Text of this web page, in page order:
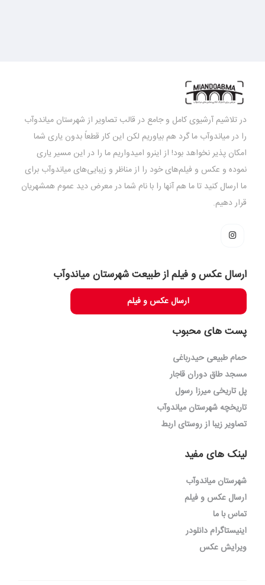
در تلاشیم آرشیوی کامل و جامع در قالب تصاویر از شهرستان میاندوآب
را در میاندوآب ما گرد هم بیاوریم لکن این کار قطعاً بدون یاری شما
امکان پذیر نخواهد بود! از اینرو امیدواریم ما را در این مسیر یاری
نموده و عکس و فیلم‌های خود را از مناظر و زیبایی‌های میاندوآب برای
ما ارسال کنید تا ما هم آنها را با نام شما در معرض دید عموم همشهریان
قرار دهیم.
ارسال عکس و فیلم از طبیعت شهرستان میاندوآب
ارسال عکس و فیلم
پست های محبوب
حمام طبیعی حیدرباغی
مسجد طاق دوران قاجار
پل تاریخی میرزا رسول
تاریخچه شهرستان میاندوآب
تصاویر زیبا از روستای اربط
لینک های مفید
شهرستان میاندوآب
ارسال عکس و فیلم
تماس با ما
اینیستاگرام دانلودر
ویرایش عکس